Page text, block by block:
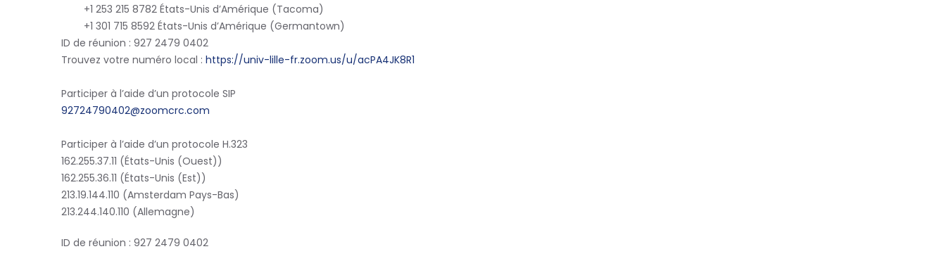
+1 253 215 8782 États-Unis d’Amérique (Tacoma)
+1 301 715 8592 États-Unis d’Amérique (Germantown)
ID de réunion : 927 2479 0402
Trouvez votre numéro local : https://univ-lille-fr.zoom.us/u/acPA4JK8R1
Participer à l’aide d’un protocole SIP
92724790402@zoomcrc.com
Participer à l’aide d’un protocole H.323
162.255.37.11 (États-Unis (Ouest))
162.255.36.11 (États-Unis (Est))
213.19.144.110 (Amsterdam Pays-Bas)
213.244.140.110 (Allemagne)
ID de réunion : 927 2479 0402